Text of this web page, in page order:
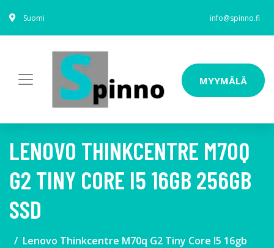
Suomi info@spinno.fi
MYYMÄLÄ
LENOVO THINKCENTRE M70Q
G2 TINY CORE I5 16GB 256GB
SSD
Lenovo Thinkcentre M70q G2 Tiny Core I5 16gb